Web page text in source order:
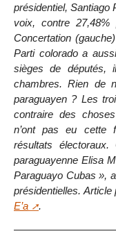
présidentiel, Santiago
voix, contre
Concertation
Parti colorado a
sièges de députés,
chambres. Rien de
paraguayen ? Les
contraire des
n’ont pas eu cette
résultats
paraguayenne Elisa
Paraguayo Cubas »,
présidentielles.
E’a
.